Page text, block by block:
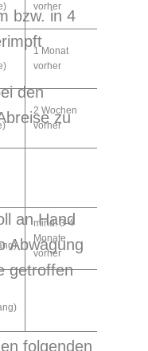
bzw. in 4
zu
an Hand
Abwägung
getroffen
folgenden
vorher
1 Monat
vorher
2 Wochen
vorher
mind. 3-4
Monate
vorher